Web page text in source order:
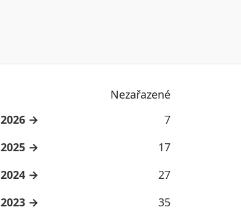
Nezařazené
2026
7
2025
17
2024
27
2023
35